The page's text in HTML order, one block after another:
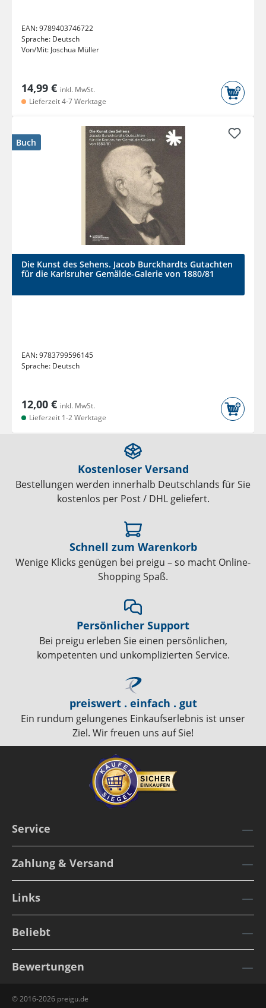
EAN:9789403746722
Sprache: Deutsch
Von/Mit: Joschua Müller
14,99 € inkl. MwSt.
Lieferzeit 4-7 Werktage
Buch
Die Kunst des Sehens. Jacob Burckhardts Gutachten
für die Karlsruher Gemälde-Galerie von 1880/81
EAN:9783799596145
Sprache: Deutsch
12,00 € inkl. MwSt.
Lieferzeit 1-2 Werktage
Kostenloser Versand
Bestellungen werden innerhalb Deutschlands für Sie
kostenlos per Post / DHL geliefert.
Schnell zum Warenkorb
Wenige Klicks genügen bei preigu – so macht Online-
Shopping Spaß.
Persönlicher Support
Bei preigu erleben Sie einen persönlichen,
kompetenten und unkomplizierten Service.
preiswert . einfach . gut
Ein rundum gelungenes Einkaufserlebnis ist unser
Ziel. Wir freuen uns auf Sie!
Service
Zahlung & Versand
Links
Beliebt
Bewertungen
© 2016-2026 preigu.de